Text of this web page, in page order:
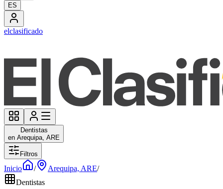
ES
elclasificado
Dentistas
en Arequipa, ARE
Filtros
Inicio / Arequipa, ARE/
Dentistas